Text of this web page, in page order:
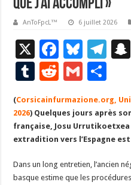
que j’ai accompli »
AnToFpcL™ 6 juillet 2026
X
F
ac
e
b
o
o
k
Bl
u
es
ky
T
gr
a
m
T
u
m
bl
r
R
d
di
t
G
ai
l
ta
g
er
(Corsicainfurmazione.org,
2026) Quelques jours après
française, Josu Urrutikoetxea
extradition vers l’Espagne
Dans un long entretien, l’ancien
basque estime que les